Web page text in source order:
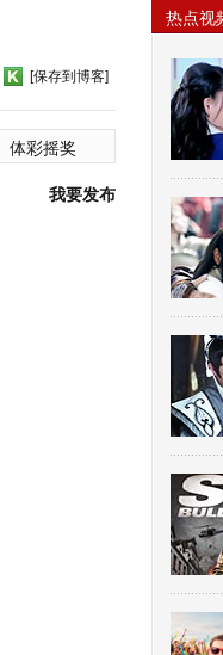
[保存到博客]
体彩摇奖
我要发布
热点视